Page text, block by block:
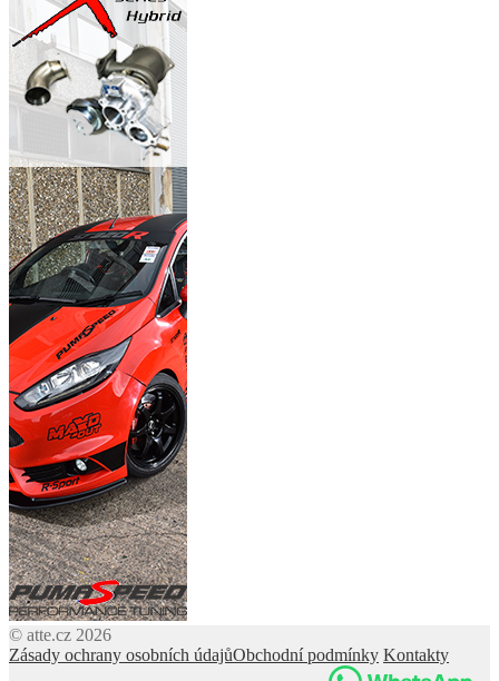
© atte.cz 2026
Zásady ochrany osobních údajůObchodní podmínky Kontakty